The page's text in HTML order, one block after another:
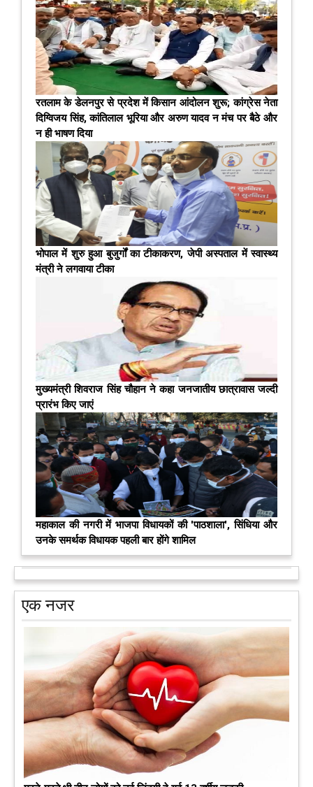
रतलाम के डेलनपुर से प्रदेश में किसान आंदोलन शुरू; कांग्रेस नेता
दिग्विजय सिंह, कांतिलाल भूरिया और अरुण यादव न मंच पर बैठे और
न ही भाषण दिया
भोपाल में शुरु हुआ बुजुर्गों का टीकाकरण, जेपी अस्‍पताल में स्‍वास्‍थ्‍य
मंत्री ने लगवाया टीका
मुख्यमंत्री शिवराज सिंह चौहान ने कहा जनजातीय छात्रावास जल्‍दी
प्रारंभ किए जाएं
महाकाल की नगरी में भाजपा विधायकों की 'पाठशाला', सिंधिया और
उनके समर्थक विधायक पहली बार होंगे शामिल
एक नजर